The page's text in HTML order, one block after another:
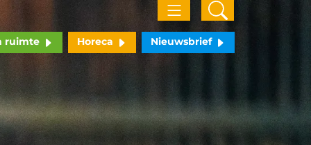
ruimte Horeca Nieuwsbrief